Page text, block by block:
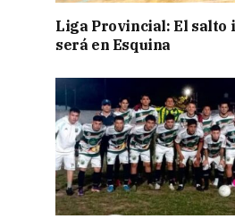
Liga Provincial: El salto
será en Esquina